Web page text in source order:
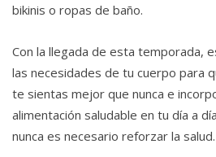
bikinis o ropas de baño.
Con la llegada de esta temporada,
las necesidades de tu cuerpo para
te sientas mejor que nunca e
alimentación saludable en tu día a
nunca es necesario reforzar la salud.